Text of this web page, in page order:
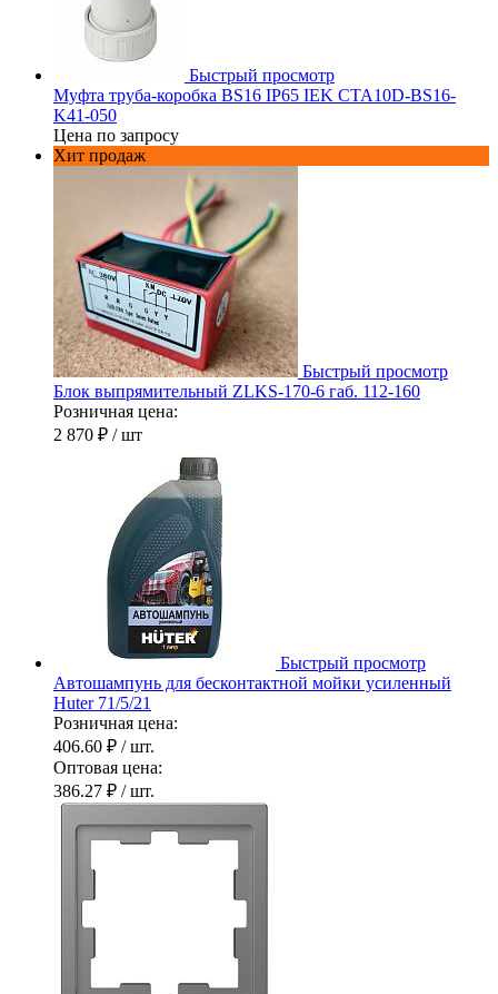
Быстрый просмотр
Муфта труба-коробка BS16 IP65 IEK CTA10D-BS16-
K41-050
Цена по запросу
Хит продаж
Быстрый просмотр
Блок выпрямительный ZLKS-170-6 габ. 112-160
Розничная цена:
2 870 ₽ / шт
Быстрый просмотр
Автошампунь для бесконтактной мойки усиленный
Huter 71/5/21
Розничная цена:
406.60 ₽ / шт.
Оптовая цена:
386.27 ₽ / шт.